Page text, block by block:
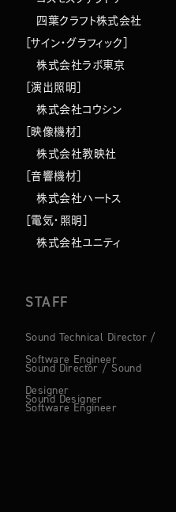
四葉クラフト株式会社
［サイン・グラフィック］
株式会社ラボ東京
［演出照明］
株式会社コウシン
［映像機材］
株式会社教映社
［音響機材］
株式会社ハートス
［電気・照明］
株式会社ユニティ
STAFF
Sound Technical Director /
Software Engineer
Sound Director / Sound
Designer
Sound Designer
Software Engineer